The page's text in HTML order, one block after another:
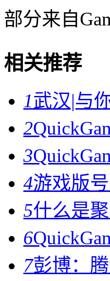
部分来自
相关推荐
1武汉|与
2
3
4游戏版
5什么是聚
6
7彭博：